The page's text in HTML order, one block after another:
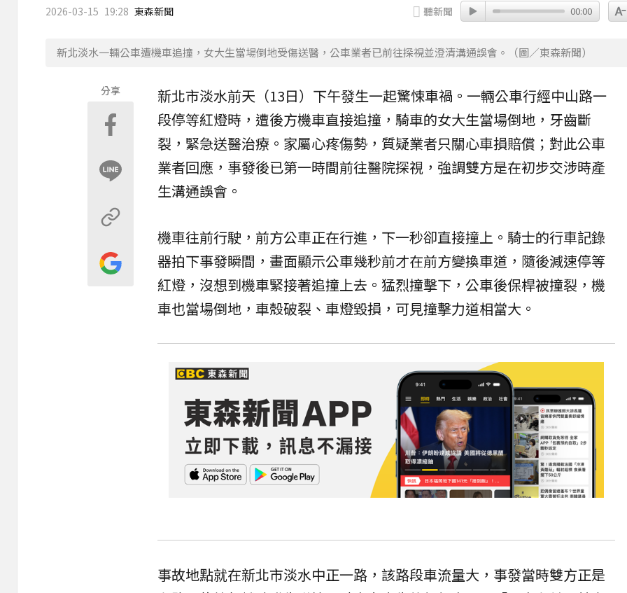
2026-03-15 19:28 東森新聞 聽新聞 00:00
新北淡水一輛公車遭機車追撞，女大生當場倒地受傷送醫，公車業者已前往探視並澄清溝通誤會。（圖／東森新聞）
分享 新北市淡水前天（13日）下午發生一起驚悚車禍 。一輛公車行經中山路一
段停等紅燈時，遭後方機車直接追撞 ，騎車的女大生當場倒地， 牙齒斷
裂，緊急送醫治療。家屬心疼傷勢，質疑業者只關心車損賠償；對此公車
業者回應，事發後已第一時間前往醫院探視，強調雙方是在初步交涉時產
生溝通誤會。
機車往前行駛，前方公車正在行進，下一秒卻直接撞上。騎士的行車記錄
器拍下事發瞬間，畫面顯示公車幾秒前才在前方變換車道，隨後減速停等
紅燈，沒想到機車緊接著追撞上去。猛烈撞擊下，公車後保桿被撞裂，機
車也當場倒地，車殼破裂、車燈毀損，可見撞擊力道相當大。
事故地點就在新北市淡水中正一路，該路段車流量大，事發當時雙方正是